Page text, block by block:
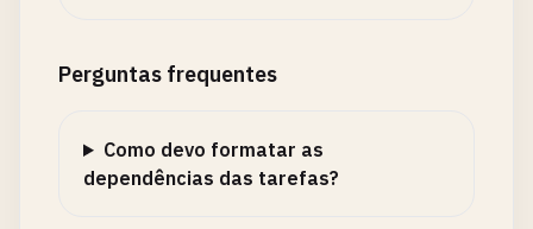
Perguntas frequentes
Como devo formatar as
dependências das tarefas?